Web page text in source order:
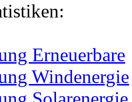
Erneuerbare
Windenergie